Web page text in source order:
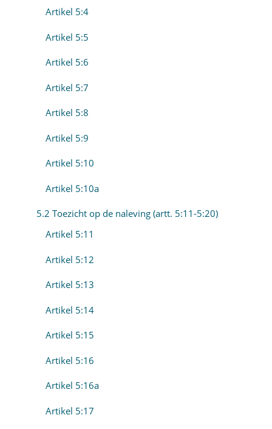
Artikel 5:4
Artikel 5:5
Artikel 5:6
Artikel 5:7
Artikel 5:8
Artikel 5:9
Artikel 5:10
Artikel 5:10a
5.2 Toezicht op de naleving (artt. 5:11-5:20)
Artikel 5:11
Artikel 5:12
Artikel 5:13
Artikel 5:14
Artikel 5:15
Artikel 5:16
Artikel 5:16a
Artikel 5:17